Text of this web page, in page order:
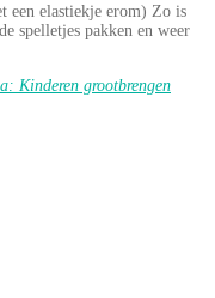
een elastiekje erom) Zo is
spelletjes pakken en weer
Kinderen grootbrengen